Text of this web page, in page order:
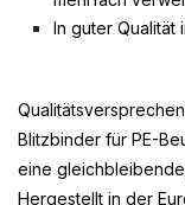
In guter Qualität
Blitzbinder für PE-
eine
Hergestellt in der